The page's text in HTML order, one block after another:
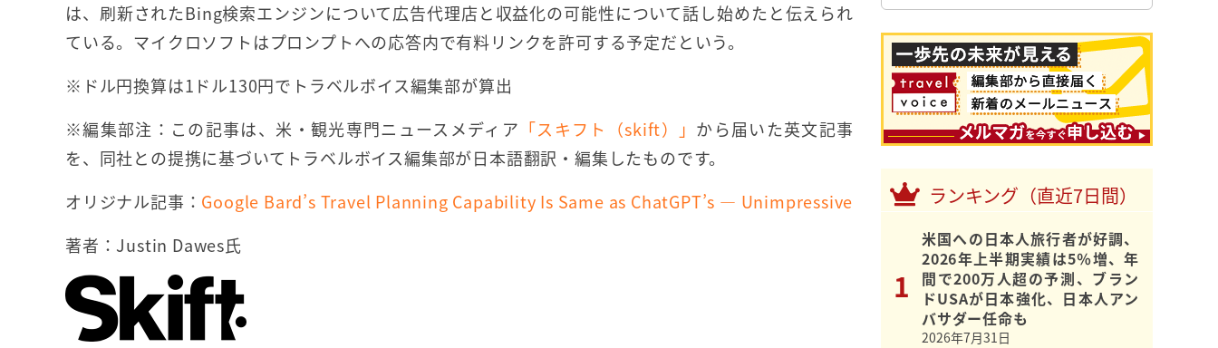
は、刷新されたBing検索エンジンについて広告代理店と収益化の可能性について話し始めたと伝えられ
ている。マイクロソフトはプロンプトへの応答内で有料リンクを許可する予定だという。
※ドル円換算は1ドル130円でトラベルボイス編集部が算出
※編集部注：この記事は、米・観光専門ニュースメディア 「スキフト（skift）」 から届いた英文記事
を、同社との提携に基づいてトラベルボイス編集部が日本語翻訳・編集したものです。
オリジナル記事： Google Bard’s Travel Planning Capability Is Same as ChatGPT’s — Unimpressive
著者：Justin Dawes氏
ランキング（直近7日間）
米国への日本人旅行者が好調、
2026年上半期実績は5％増、年
間で200万人超の予測、ブラン
ドUSAが日本強化、日本人アン
バサダー任命も
2026年7月31日